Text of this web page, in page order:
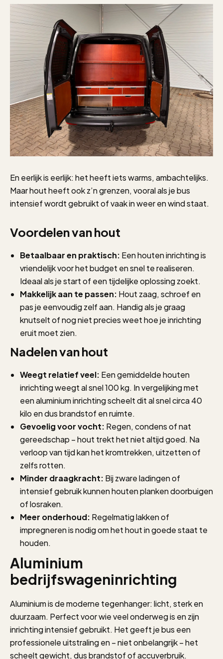
En eerlijk is eerlijk: het heeft iets warms, ambachtelijks.
Maar hout heeft ook z’n grenzen, vooral als je bus
intensief wordt gebruikt of vaak in weer en wind staat.
Voordelen van hout
Betaalbaar en praktisch: Een houten inrichting is
vriendelijk voor het budget en snel te realiseren.
Ideaal als je start of een tijdelijke oplossing zoekt.
Makkelijk aan te passen: Hout zaag, schroef en
pas je eenvoudig zelf aan. Handig als je graag
knutselt of nog niet precies weet hoe je inrichting
eruit moet zien.
Nadelen van hout
Weegt relatief veel: Een gemiddelde houten
inrichting weegt al snel 100 kg. In vergelijking met
een aluminium inrichting scheelt dit al snel circa 40
kilo en dus brandstof en ruimte.
Gevoelig voor vocht: Regen, condens of nat
gereedschap – hout trekt het niet altijd goed. Na
verloop van tijd kan het kromtrekken, uitzetten of
zelfs rotten.
Minder draagkracht: Bij zware ladingen of
intensief gebruik kunnen houten planken doorbuigen
of losraken.
Meer onderhoud: Regelmatig lakken of
impregneren is nodig om het hout in goede staat te
houden.
Aluminium
bedrijfswageninrichting
Aluminium is de moderne tegenhanger: licht, sterk en
duurzaam. Perfect voor wie veel onderweg is en zijn
inrichting intensief gebruikt. Het geeft je bus een
professionele uitstraling en – niet onbelangrijk – het
scheelt gewicht, dus brandstof of accuverbruik.